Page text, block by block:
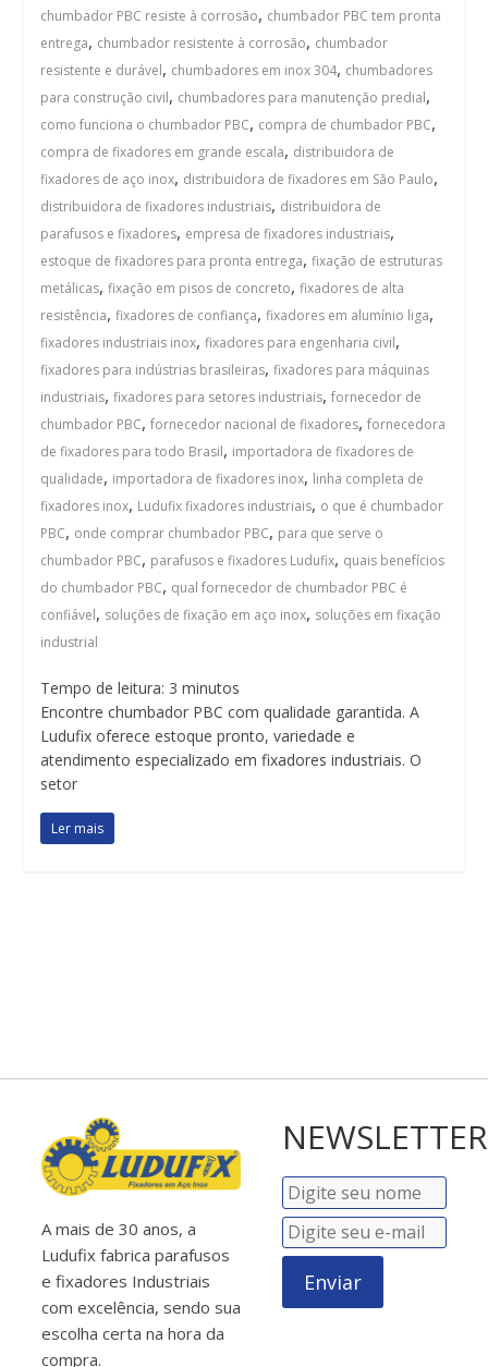
chumbador PBC resiste à corrosão, chumbador PBC tem pronta
entrega, chumbador resistente à corrosão, chumbador
resistente e durável, chumbadores em inox 304, chumbadores
para construção civil, chumbadores para manutenção predial,
como funciona o chumbador PBC, compra de chumbador PBC,
compra de fixadores em grande escala, distribuidora de
fixadores de aço inox, distribuidora de fixadores em São Paulo,
distribuidora de fixadores industriais, distribuidora de
parafusos e fixadores, empresa de fixadores industriais,
estoque de fixadores para pronta entrega,fixação de estruturas
metálicas,fixação em pisos de concreto,fixadores de alta
resistência,fixadores de confiança,fixadores em alumínio liga,
fixadores industriais inox,fixadores para engenharia civil,
fixadores para indústrias brasileiras,fixadores para máquinas
industriais,fixadores para setores industriais,fornecedor de
chumbador PBC,fornecedor nacional de fixadores,fornecedora
de fixadores para todo Brasil, importadora de fixadores de
qualidade, importadora de fixadores inox, linha completa de
fixadores inox, Ludufix fixadores industriais, o que é chumbador
PBC, onde comprar chumbador PBC, para que serve o
chumbador PBC, parafusos e fixadores Ludufix, quais benefícios
do chumbador PBC, qual fornecedor de chumbador PBC é
confiável, soluções de fixação em aço inox, soluções em fixação
industrial
Tempo de leitura: 3 minutos
Encontre chumbador PBC com qualidade garantida. A
Ludufix oferece estoque pronto, variedade e
atendimento especializado em fixadores industriais. O
setor
Ler mais
A mais de 30 anos, a
Ludufix fabrica parafusos
e fixadores Industriais
com excelência, sendo sua
escolha certa na hora da
compra.
NEWSLETTER
Enviar